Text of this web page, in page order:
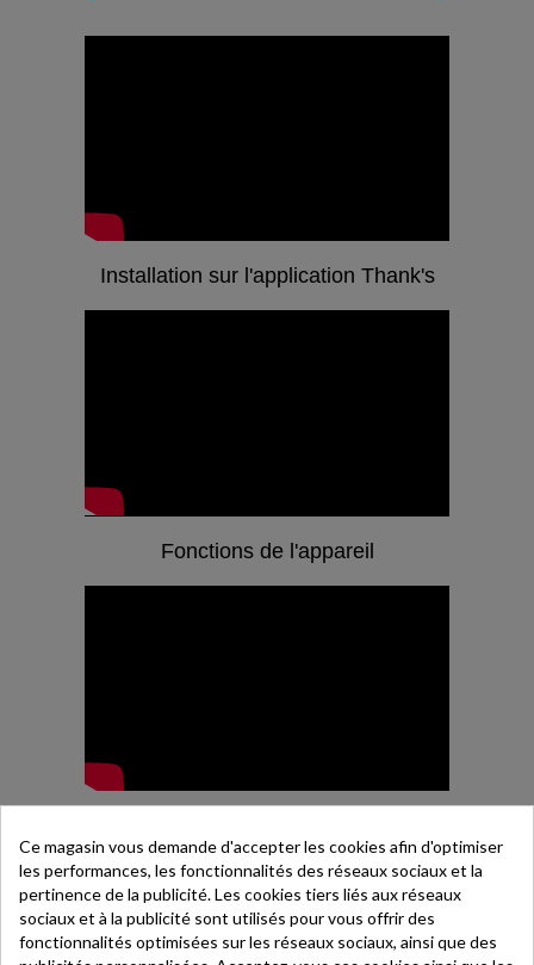
Installation sur l'application Thank's
Fonctions de l'appareil
Ce magasin vous demande d'accepter les cookies afin d'optimiser
les performances, les fonctionnalités des réseaux sociaux et la
pertinence de la publicité. Les cookies tiers liés aux réseaux
sociaux et à la publicité sont utilisés pour vous offrir des
fonctionnalités optimisées sur les réseaux sociaux, ainsi que des